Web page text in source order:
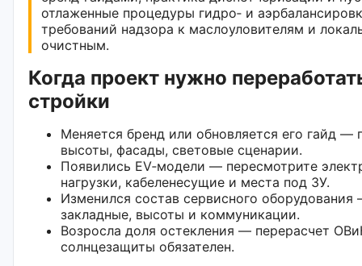
отлаженные процедуры гидро‑ и
требований надзора к маслоуловителям и
очистным.
Когда проект нужно
стройки
Меняется бренд или обновляется его гайд —
высоты, фасады, световые сценарии.
Появились EV‑модели — пересмотрите
нагрузки, кабеленесущие и места под ЗУ.
Изменился состав сервисного оборудования
закладные, высоты и коммуникации.
Возросла доля остекления — перерасчет
солнцезащиты обязателен.